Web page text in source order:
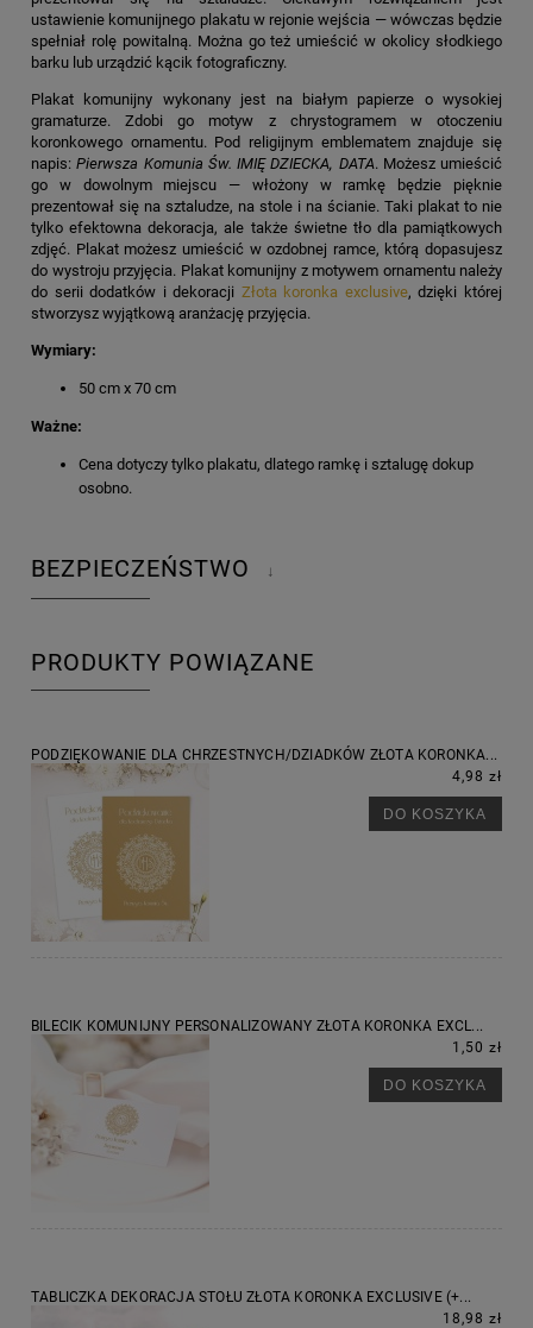
ustawienie komunijnego plakatu w rejonie wejścia — wówczas będzie
spełniał rolę powitalną. Można go też umieścić w okolicy słodkiego
barku lub urządzić kącik fotograficzny.
Plakat komunijny wykonany jest na białym papierze o wysokiej
gramaturze. Zdobi go motyw z chrystogramem w otoczeniu
koronkowego ornamentu. Pod religijnym emblematem znajduje się
napis:Pierwsza Komunia Św. IMIĘ DZIECKA, DATA. Możesz umieścić
go w dowolnym miejscu — włożony w ramkę będzie pięknie
prezentował się na sztaludze, na stole i na ścianie. Taki plakat to nie
tylko efektowna dekoracja, ale także świetne tło dla pamiątkowych
zdjęć. Plakat możesz umieścić w ozdobnej ramce, którą dopasujesz
do wystroju przyjęcia. Plakat komunijny z motywem ornamentu należy
do serii dodatków i dekoracji Złota koronka exclusive, dzięki której
stworzysz wyjątkową aranżację przyjęcia.
Wymiary:
50 cm x 70 cm
Ważne:
Cena dotyczy tylko plakatu, dlatego ramkę i sztalugę dokup
osobno.
BEZPIECZEŃSTWO ↓
PRODUKTY POWIĄZANE
PODZIĘKOWANIE DLA CHRZESTNYCH/DZIADKÓW ZŁOTA KORONKA...
4,98 zł
DO KOSZYKA
BILECIK KOMUNIJNY PERSONALIZOWANY ZŁOTA KORONKA EXCL...
1,50 zł
DO KOSZYKA
TABLICZKA DEKORACJA STOŁU ZŁOTA KORONKA EXCLUSIVE (+...
18,98 zł